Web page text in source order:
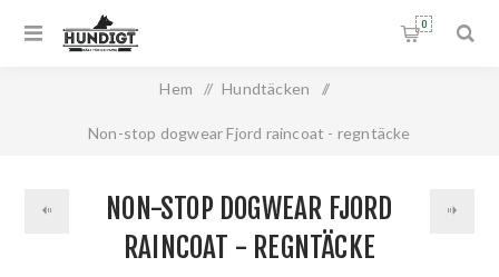
0
Hem / Hundtäcken /
Non-stop dogwear Fjord raincoat - regntäcke
NON-STOP DOGWEAR FJORD
RAINCOAT - REGNTÄCKE